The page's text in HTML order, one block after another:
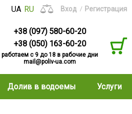
UA RU Вход Регистрация
+38 (097) 580-60-20
+38 (050) 163-60-20
работаем с 9 до 18 в рабочие дни
mail@poliv-ua.com
Долив в водоемы Услуги